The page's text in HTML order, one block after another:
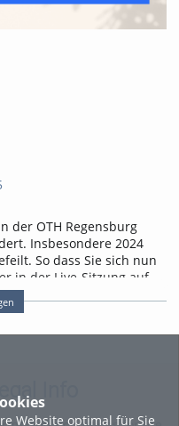
Website optimal für Sie
der OTH Regensburg
Insbesondere 2024
So dass Sie sich nun
in der Live-Sitzung auf
können. Wir
und die KI-
Info